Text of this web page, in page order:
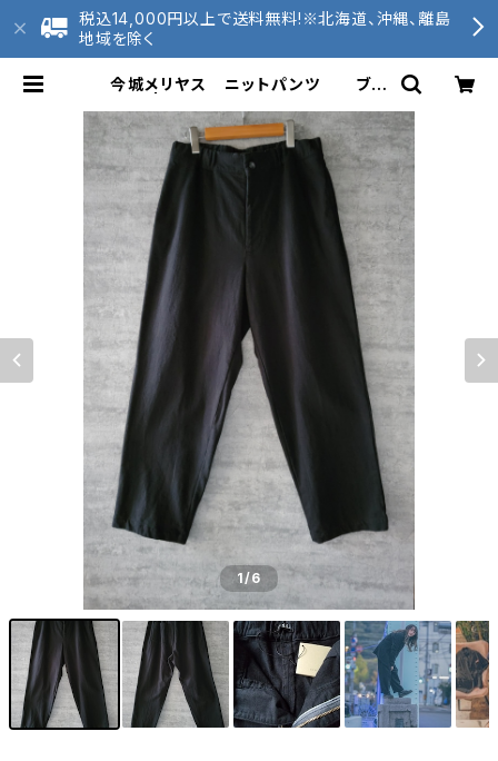
税込14,000円以上で送料無料!※北海道、沖縄、離島
地域を除く
今城メリヤス ニットパンツ ブラ
ト
1/6